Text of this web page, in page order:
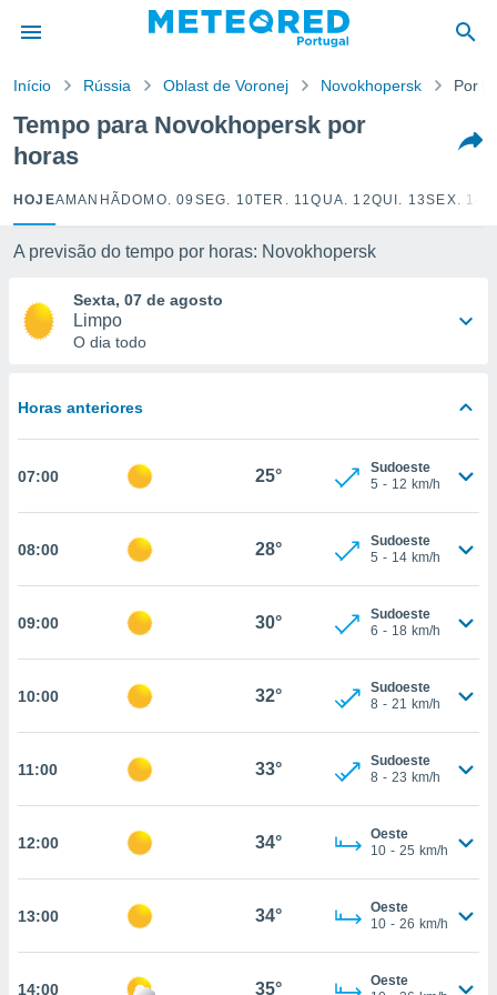
da
foi
para
fornecidas
a este
e
digital
ou
a nossa
ao
todos os
no
um perfil
CONTINUAR
Início Rússia Oblast de Voronej Novokhopersk Por
Tempo para Novokhopersk por
horas
HOJEAMANHÃ DOMO. 09 SEG. 10TER. 11QUA. 12QUI. 13SEX. 14
A previsão do tempo por horas: Novokhopersk
Sexta, 07 de agosto
Limpo
O dia todo
Horas anteriores
07:00 25°
Sudoeste
5 - 12 km/h
08:00 28°
Sudoeste
5 - 14 km/h
09:00 30°
Sudoeste
6 - 18 km/h
10:00 32°
Sudoeste
8 - 21 km/h
11:00 33°
Sudoeste
8 - 23 km/h
12:00 34°
Oeste
10 - 25 km/h
13:00 34°
Oeste
10 - 26 km/h
14:00 35°
Oeste